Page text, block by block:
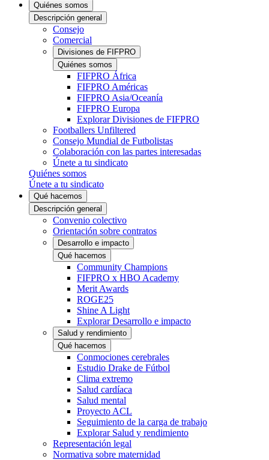
Quiénes somos
Descripción general
Consejo
Comercial
Divisiones de FIFPRO
Quiénes somos
FIFPRO África
FIFPRO Américas
FIFPRO Asia/Oceanía
FIFPRO Europa
Explorar Divisiones de FIFPRO
Footballers Unfiltered
Consejo Mundial de Futbolistas
Colaboración con las partes interesadas
Únete a tu sindicato
Quiénes somos
Únete a tu sindicato
Qué hacemos
Descripción general
Convenio colectivo
Orientación sobre contratos
Desarrollo e impacto
Qué hacemos
Community Champions
FIFPRO x HBO Academy
Merit Awards
ROGE25
Shine A Light
Explorar Desarrollo e impacto
Salud y rendimiento
Qué hacemos
Conmociones cerebrales
Estudio Drake de Fútbol
Clima extremo
Salud cardíaca
Salud mental
Proyecto ACL
Seguimiento de la carga de trabajo
Explorar Salud y rendimiento
Representación legal
Normativa sobre maternidad